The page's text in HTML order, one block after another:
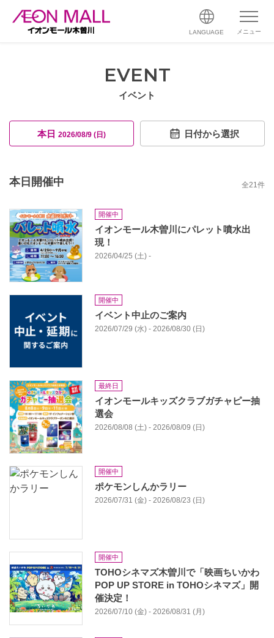
LANGUAGE メニュー
EVENT
イベント
本日 2026/08/9 (日) 日付から選択
本日開催中 全21件
開催中
イオンモール木曽川にパレット噴水出
現！
2026/04/25 (土) -
開催中
イベント中止のご案内
2026/07/29 (水) - 2026/08/30 (日)
最終日
イオンモールキッズクラブガチャピー抽
選会
2026/08/08 (土) - 2026/08/09 (日)
開催中
ポケモンしんかラリー
2026/07/31 (金) - 2026/08/23 (日)
開催中
TOHOシネマズ木曽川で「映画ちいかわ
POP UP STORE in TOHOシネマズ」開
催決定！
2026/07/10 (金) - 2026/08/31 (月)